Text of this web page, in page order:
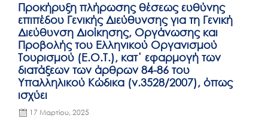
Προκήρυξη πλήρωσης θέσεως ευθύνης
επιπέδου Γενικής Διεύθυνσης για τη Γενική
Διεύθυνση Διοίκησης, Οργάνωσης και
Προβολής του Ελληνικού Οργανισμού
Τουρισμού (Ε.Ο.Τ.), κατ΄ εφαρμογή των
διατάξεων των άρθρων 84-86 του
Υπαλληλικού Κώδικα (ν.3528/2007), όπως
ισχύει
17 Μαρτίου, 2025